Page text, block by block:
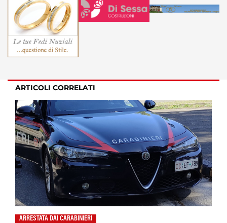
ARTICOLI CORRELATI
ARRESTATA DAI CARABINIERI